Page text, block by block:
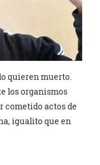
quieren muerto.
los organismos
actos de
igualito que en